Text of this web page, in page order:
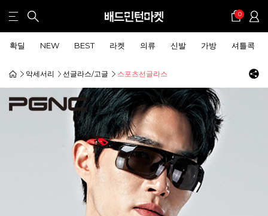
0
확딜 NEW BEST 라켓 의류 신발 가방 셔틀콕
악세서리 선글라스/고글 스포츠선글라스